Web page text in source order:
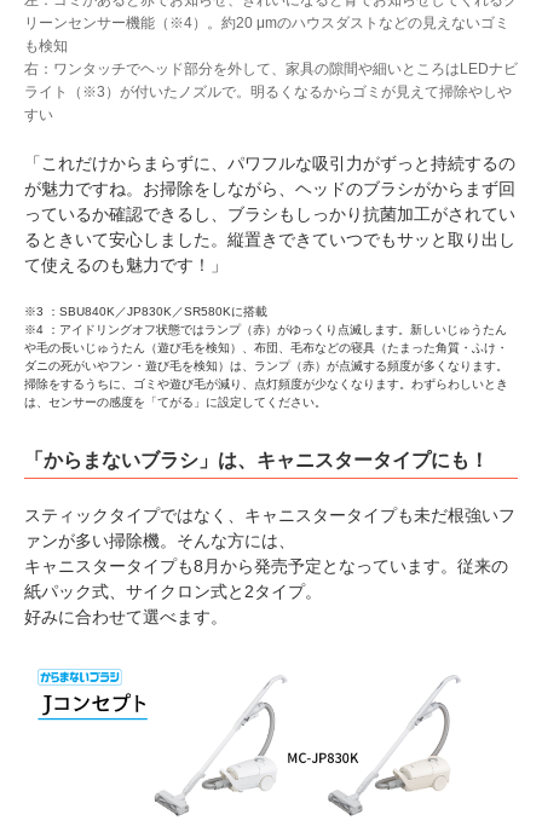
リーンセンサー機能（※4）。約20 μmのハウスダストなどの見えないゴミ
も検知
右：ワンタッチでヘッド部分を外して、家具の隙間や細いところはLEDナビ
ライト（※3）が付いたノズルで。明るくなるからゴミが見えて掃除やしや
すい
「これだけからまらずに、パワフルな吸引力がずっと持続するの
が魅力ですね。お掃除をしながら、ヘッドのブラシがからまず回
っているか確認できるし、ブラシもしっかり抗菌加工がされてい
るときいて安心しました。縦置きできていつでもサッと取り出し
て使えるのも魅力です！」
※3 ：SBU840K／JP830K／SR580Kに搭載
※4 ：アイドリングオフ状態ではランプ（赤）がゆっくり点滅します。新しいじゅうたん
や毛の長いじゅうたん（遊び毛を検知）、布団、毛布などの寝具（たまった角質・ふけ・
ダニの死がいやフン・遊び毛を検知）は、ランプ（赤）が点滅する頻度が多くなります。
掃除をするうちに、ゴミや遊び毛が減り、点灯頻度が少なくなります。わずらわしいとき
は、センサーの感度を「てがる」に設定してください。
「からまないブラシ」は、キャニスタータイプにも！
スティックタイプではなく、キャニスタータイプも未だ根強いフ
ァンが多い掃除機。そんな方には、
キャニスタータイプも8月から発売予定となっています。従来の
紙パック式、サイクロン式と2タイプ。
好みに合わせて選べます。